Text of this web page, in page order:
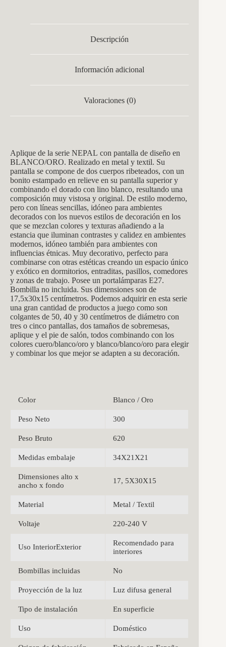
Descripción
Información adicional
Valoraciones (0)
Aplique de la serie NEPAL con pantalla de diseño en
BLANCO/ORO. Realizado en metal y textil. Su
pantalla se compone de dos cuerpos ribeteados, con un
bonito estampado en relieve en su pantalla superior y
combinando el dorado con lino blanco, resultando una
composición muy vistosa y original. De estilo moderno,
pero con líneas sencillas, idóneo para ambientes
decorados con los nuevos estilos de decoración en los
que se mezclan colores y texturas añadiendo a la
estancia que iluminan contrastes y calidez en ambientes
modernos, idóneo también para ambientes con
influencias étnicas. Muy decorativo, perfecto para
combinarse con otras estéticas creando un espacio único
y exótico en dormitorios, entraditas, pasillos, comedores
y zonas de trabajo. Posee un portalámparas E27.
Bombilla no incluida. Sus dimensiones son de
17,5x30x15 centímetros. Podemos adquirir en esta serie
una gran cantidad de productos a juego como son
colgantes de 50, 40 y 30 centímetros de diámetro con
tres o cinco pantallas, dos tamaños de sobremesas,
aplique y el pie de salón, todos combinando con los
colores cuero/blanco/oro y blanco/blanco/oro para elegir
y combinar los que mejor se adapten a su decoración.
Color Blanco / Oro
Peso Neto 300
Peso Bruto 620
Medidas embalaje 34X21X21
Dimensiones alto x
ancho x fondo
17, 5X30X15
Material Metal / Textil
Voltaje 220-240 V
Uso InteriorExterior
Recomendado para
interiores
Bombillas incluidas No
Proyección de la luz Luz difusa general
Tipo de instalación En superficie
Uso Doméstico